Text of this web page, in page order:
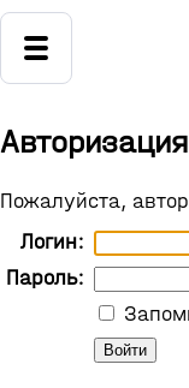
Авторизация
Пожалуйста,
Логин:
Пароль: